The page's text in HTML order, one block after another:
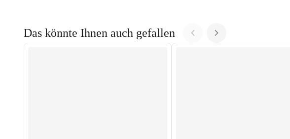
Das könnte Ihnen auch gefallen